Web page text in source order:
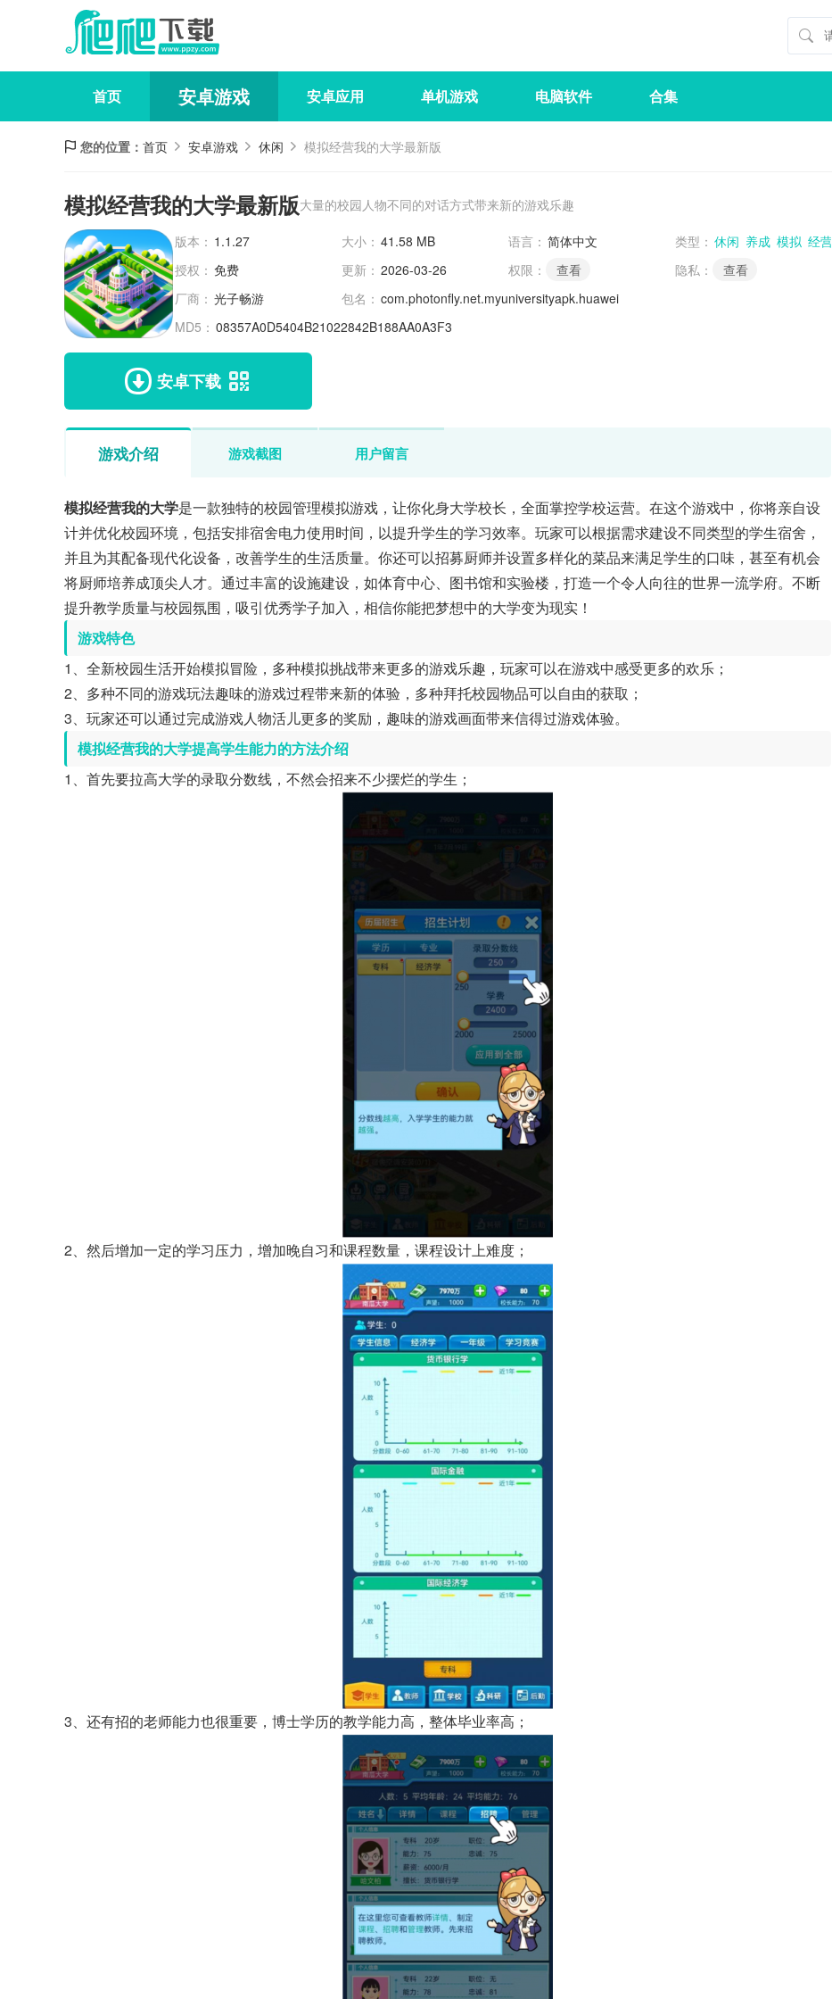
首页 安卓游戏 安卓应用 单机游戏 电脑软件 合集
您的位置： 首页 安卓游戏 休闲 模拟经营我的大学最新版
模拟经营我的大学最新版大量的校园人物不同的对话方式带来新的游戏乐趣
版本： 1.1.27 大小： 41.58 MB 语言： 简体中文 类型： 休闲 养成 模拟 经营
授权： 免费 更新： 2026-03-26 权限： 查看 隐私：
查看
厂商： 光子畅游 包名： com.photonfly.net.myuniversityapk.huawei
MD5： 08357A0D5404B21022842B188AA0A3F3
安卓下载
游戏介绍 游戏截图 用户留言
模拟经营我的大学是一款独特的校园管理模拟游戏，让你化身大学校长，全面掌控学校运营。在这个游戏中，你将亲自设
计并优化校园环境，包括安排宿舍电力使用时间，以提升学生的学习效率。玩家可以根据需求建设不同类型的学生宿舍，
并且为其配备现代化设备，改善学生的生活质量。你还可以招募厨师并设置多样化的菜品来满足学生的口味，甚至有机会
将厨师培养成顶尖人才。通过丰富的设施建设，如体育中心、图书馆和实验楼，打造一个令人向往的世界一流学府。不断
提升教学质量与校园氛围，吸引优秀学子加入，相信你能把梦想中的大学变为现实！
游戏特色
1、全新校园生活开始模拟冒险，多种模拟挑战带来更多的游戏乐趣，玩家可以在游戏中感受更多的欢乐；
2、多种不同的游戏玩法趣味的游戏过程带来新的体验，多种拜托校园物品可以自由的获取；
3、玩家还可以通过完成游戏人物活儿更多的奖励，趣味的游戏画面带来信得过游戏体验。
模拟经营我的大学提高学生能力的方法介绍
1、首先要拉高大学的录取分数线，不然会招来不少摆烂的学生；
2、然后增加一定的学习压力，增加晚自习和课程数量，课程设计上难度；
3、还有招的老师能力也很重要，博士学历的教学能力高，整体毕业率高；